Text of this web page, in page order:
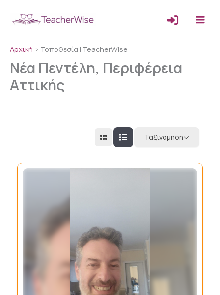
Αρχική > Τοποθεσία | TeacherWise
Νέα Πεντέλη, Περιφέρεια
Αττικής
Ταξινόμηση